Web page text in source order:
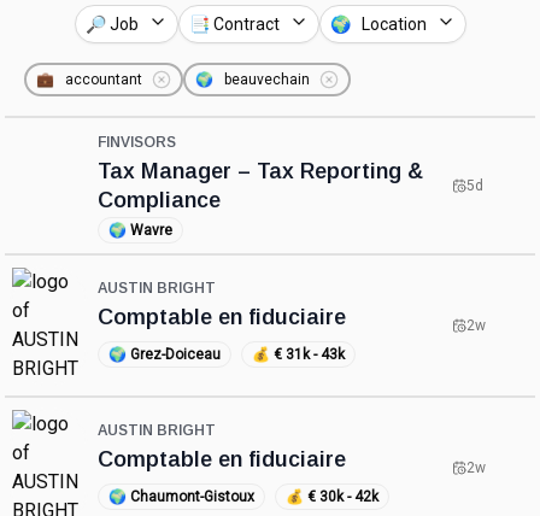
🔎 Job 📑 Contract 🌍 Location
💼 accountant 🌍 beauvechain
FINVISORS
Tax Manager – Tax Reporting &
Compliance
🌍 Wavre
5d
AUSTIN BRIGHT
Comptable en fiduciaire
🌍 Grez-Doiceau 💰€ 31k - 43k
2w
AUSTIN BRIGHT
Comptable en fiduciaire
🌍 Chaumont-Gistoux 💰€ 30k - 42k
2w